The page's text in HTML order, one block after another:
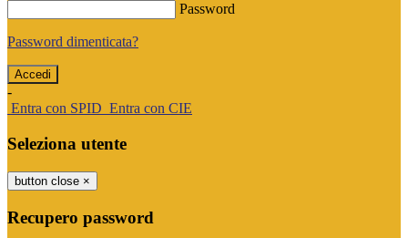
Password
Password dimenticata?
-
Entra con SPID Entra con CIE
Seleziona utente
button close ×
Recupero password